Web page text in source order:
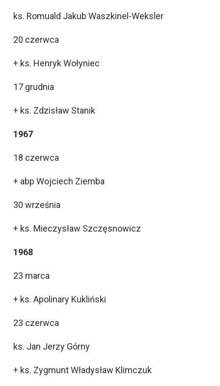
ks. Romuald Jakub Waszkinel-Weksler
20 czerwca
+ ks. Henryk Wołyniec
17 grudnia
+ ks. Zdzisław Stanik
1967
18 czerwca
+ abp Wojciech Ziemba
30 września
+ ks. Mieczysław Szczęsnowicz
1968
23 marca
+ ks. Apolinary Kukliński
23 czerwca
ks. Jan Jerzy Górny
+ ks. Zygmunt Władysław Klimczuk